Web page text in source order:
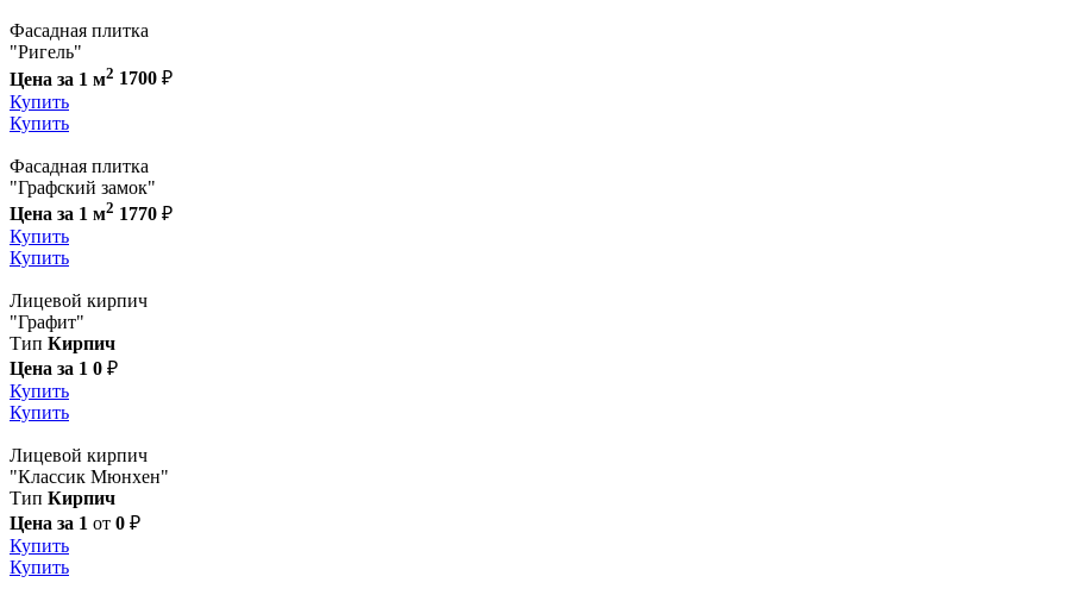
Фасадная плитка
"Ригель"
Цена за 1 м2 1700 ₽
Купить
Купить
Фасадная плитка
"Графский замок"
Цена за 1 м2 1770 ₽
Купить
Купить
Лицевой кирпич
"Графит"
Тип Кирпич
Цена за 1 0 ₽
Купить
Купить
Лицевой кирпич
"Классик Мюнхен"
Тип Кирпич
Цена за 1 от 0 ₽
Купить
Купить